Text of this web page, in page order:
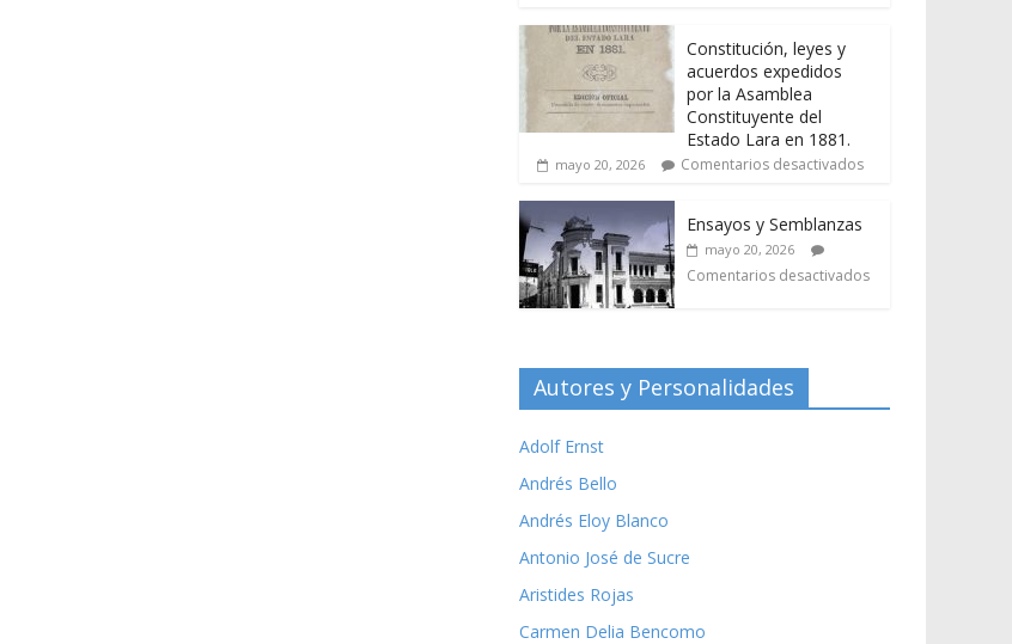
Constitución, leyes y
acuerdos expedidos
por la Asamblea
Constituyente del
Estado Lara en 1881.
mayo 20, 2026 Comentarios desactivados
Ensayos y Semblanzas
mayo 20, 2026
Comentarios desactivados
Autores y Personalidades
Adolf Ernst
Andrés Bello
Andrés Eloy Blanco
Antonio José de Sucre
Aristides Rojas
Carmen Delia Bencomo